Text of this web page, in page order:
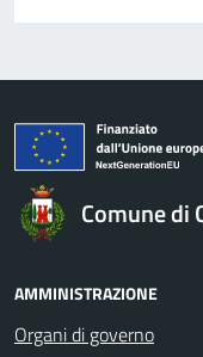
Comune di
AMMINISTRAZIONE
Organi di governo